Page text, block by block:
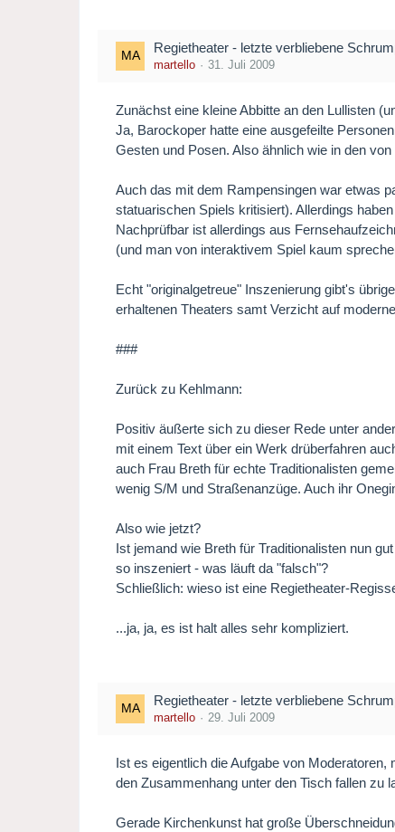
Regietheater - letzte verbliebene
martello 31. Juli 2009
Zunächst eine kleine Abbitte an den Lullisten
Ja, Barockoper hatte eine ausgefeilte
Gesten und Posen. Also ähnlich wie in den
Auch das mit dem Rampensingen war etwas
statuarischen Spiels kritisiert). Allerdings
Nachprüfbar ist allerdings aus
(und man von interaktivem Spiel kaum
Echt "originalgetreue" Inszenierung gibt's
erhaltenen Theaters samt Verzicht auf
###
Zurück zu Kehlmann:
Positiv äußerte sich zu dieser Rede unter
mit einem Text über ein Werk drüberfahren
auch Frau Breth für echte Traditionalisten
wenig S/M und Straßenanzüge. Auch ihr
Also wie jetzt?
Ist jemand wie Breth für Traditionalisten nun
so inszeniert - was läuft da "falsch"?
Schließlich: wieso ist eine Regietheater-
...ja, ja, es ist halt alles sehr kompliziert.
Regietheater - letzte verbliebene
martello 29. Juli 2009
Ist es eigentlich die Aufgabe von
den Zusammenhang unter den Tisch fallen zu
Gerade Kirchenkunst hat große